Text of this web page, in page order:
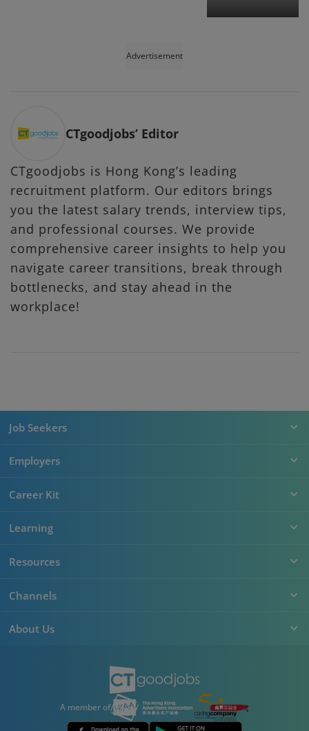
Advertisement
CTgoodjobs’ Editor
CTgoodjobs is Hong Kong’s leading
recruitment platform. Our editors brings
you the latest salary trends, interview tips,
and professional courses. We provide
comprehensive career insights to help you
navigate career transitions, break through
bottlenecks, and stay ahead in the
workplace!
Job Seekers
Employers
Career Kit
Learning
Resources
Channels
About Us
A member of